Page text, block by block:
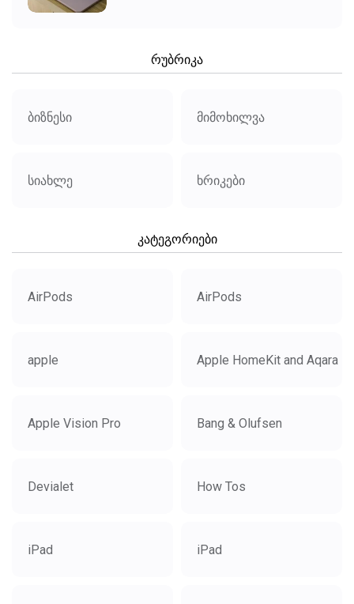
რუბრიკა
ბიზნესი მიმოხილვა
სიახლე ხრიკები
კატეგორიები
AirPods AirPods
apple Apple HomeKit and Aqara
Apple Vision Pro Bang & Olufsen
Devialet How Tos
iPad iPad